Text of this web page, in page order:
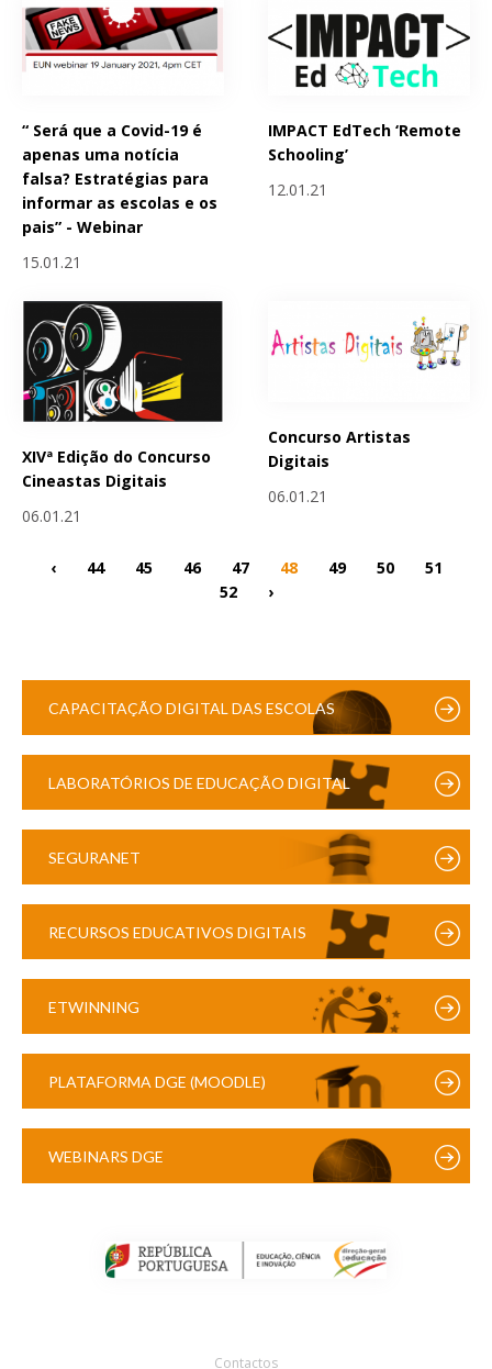
“ Será que a Covid-19 é
apenas uma notícia
falsa? Estratégias para
informar as escolas e os
pais” - Webinar
15.01.21
IMPACT EdTech ‘Remote
Schooling’
12.01.21
XIVª Edição do Concurso
Cineastas Digitais
06.01.21
Concurso Artistas
Digitais
06.01.21
‹ 44 45 46 47 48 49 50
51
52
›
CAPACITAÇÃO DIGITAL DAS ESCOLAS
LABORATÓRIOS DE EDUCAÇÃO DIGITAL
SEGURANET
RECURSOS EDUCATIVOS DIGITAIS
ETWINNING
PLATAFORMA DGE (MOODLE)
WEBINARS DGE
Contactos